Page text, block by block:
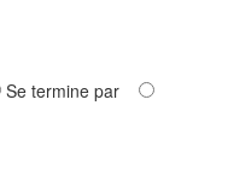
Se termine par